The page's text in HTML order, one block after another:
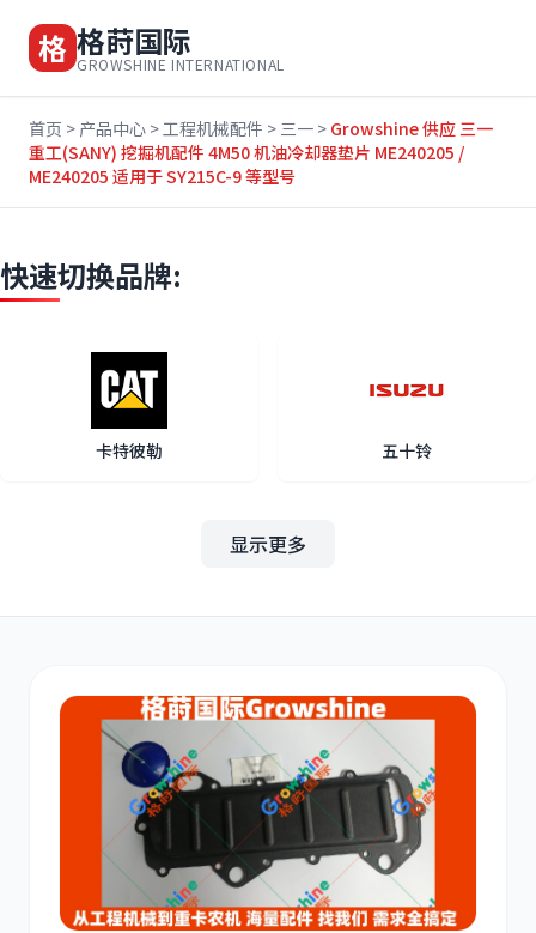
格 格莳国际
GROWSHINE INTERNATIONAL
首页 > 产品中心 >工程机械配件 > 三一 > Growshine 供应 三一
重工(SANY) 挖掘机配件 4M50 机油冷却器垫片 ME240205 /
ME240205 适用于 SY215C-9 等型号
快速切换品牌:
卡特彼勒 五十铃
其他 小松
沃尔沃 康明斯
显示更多